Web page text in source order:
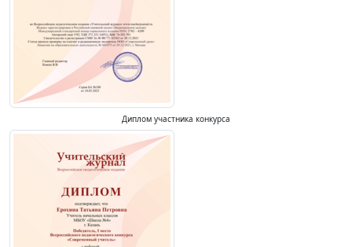
Диплом участника конкурса